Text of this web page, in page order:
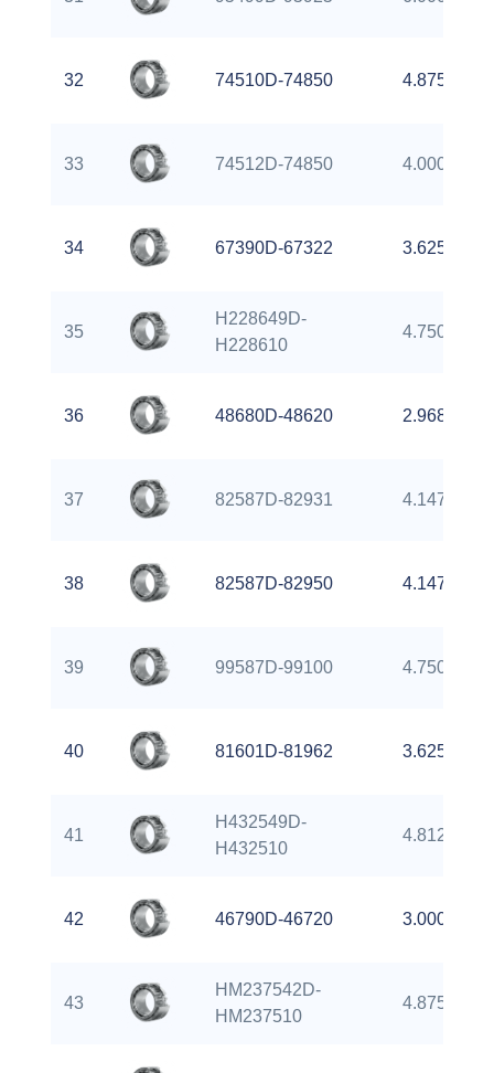
32 74510D-74850 4.8750 inch
33 74512D-74850 4.0000 inch
34 67390D-67322 3.6250 inch
35
H228649D-
H228610
4.7500 inch
36 48680D-48620 2.9688 inch
37 82587D-82931 4.1475 inch
38 82587D-82950 4.1475 inch
39 99587D-99100 4.7500 inch
40 81601D-81962 3.6250 inch
41
H432549D-
H432510
4.8125 inch
42 46790D-46720 3.0000 inch
43
HM237542D-
HM237510
4.8750 inch